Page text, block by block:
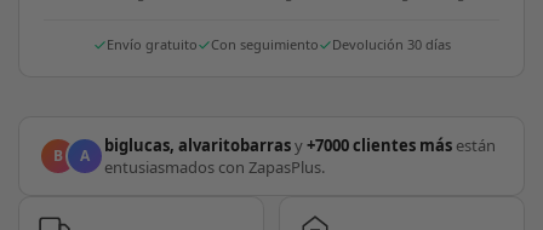
Envío gratuito Con seguimiento Devolución 30 días
B A biglucas, alvaritobarrasy+7000 clientes más están
entusiasmados con ZapasPlus.